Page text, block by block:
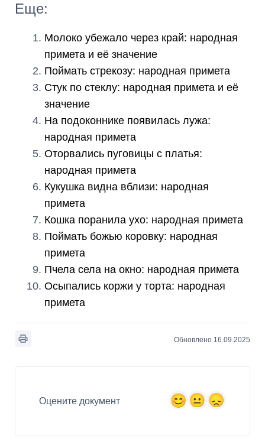
Еще:
Молоко убежало через край: народная
примета и её значение
Поймать стрекозу: народная примета
Стук по стеклу: народная примета и её
значение
На подоконнике появилась лужа:
народная примета
Оторвались пуговицы с платья:
народная примета
Кукушка видна вблизи: народная
примета
Кошка поранила ухо: народная примета
Поймать божью коровку: народная
примета
Пчела села на окно: народная примета
Осыпались коржи у торта: народная
примета
Обновлено 16.09.2025
Оцените документ